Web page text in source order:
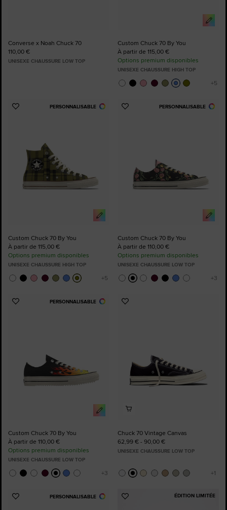
Converse x Noah Chuck 70
110,00 €
UNISEXE CHAUSSURE LOW TOP
Custom Chuck 70 By You
À partir de 115,00 €
Options premium disponibles
UNISEXE CHAUSSURE HIGH TOP
PERSONNALISABLE
Ajouter
Custom Chuck 70 By You
À partir de 115,00 €
Options premium disponibles
UNISEXE CHAUSSURE HIGH TOP
PERSONNALISABLE
Ajouter
Custom Chuck 70 By You
À partir de 110,00 €
Options premium disponibles
UNISEXE CHAUSSURE LOW TOP
PERSONNALISABLE
Ajouter
Custom Chuck 70 By You
À partir de 110,00 €
Options premium disponibles
UNISEXE CHAUSSURE LOW TOP
Ajouter
Chuck 70 Vintage Canvas
62,99 € - 90,00 €
UNISEXE CHAUSSURE LOW TOP
PERSONNALISABLE
Ajouter
ÉDITION LIMITÉE
Ajouter